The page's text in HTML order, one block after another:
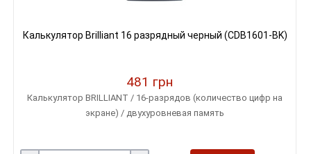
Калькулятор Brilliant 16 разрядный черный (CDB1601-BK)
481 грн
Калькулятор BRILLIANT / 16-разрядов (количество цифр на
экране) / двухуровневая память